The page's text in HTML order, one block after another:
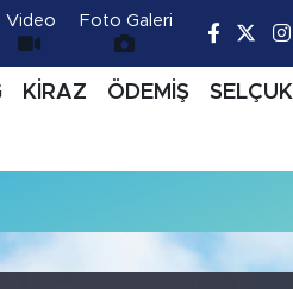
Video Foto Galeri
KİRAZ ÖDEMİŞ SELÇUK